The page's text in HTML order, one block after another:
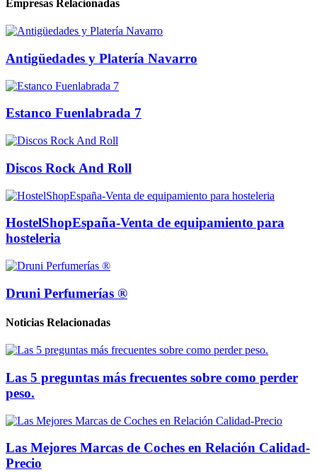
Empresas Relacionadas
Antigüedades y Platería Navarro
Estanco Fuenlabrada 7
Discos Rock And Roll
HostelShopEspaña-Venta de equipamiento para
hosteleria
Druni Perfumerías ®
Noticias Relacionadas
Las 5 preguntas más frecuentes sobre como perder
peso.
Las Mejores Marcas de Coches en Relación Calidad-
Precio